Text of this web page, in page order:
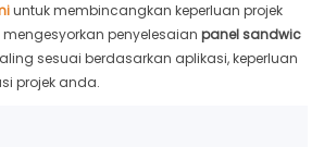
untuk membincangkan keperluan projek
penyelesaian panel sandwic
sesuai berdasarkan aplikasi, keperluan
projek anda.